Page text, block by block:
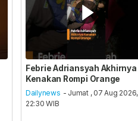
Febrie Adriansyah Akhirnya
Kenakan Rompi Orange
Dailynews - Jumat , 07 Aug 2026,
22:30 WIB